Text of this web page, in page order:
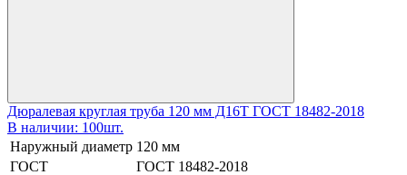
Дюралевая круглая труба 120 мм Д16Т ГОСТ 18482-2018
В наличии: 100шт.
Наружный диаметр 120 мм
ГОСТ
ГОСТ 18482-2018